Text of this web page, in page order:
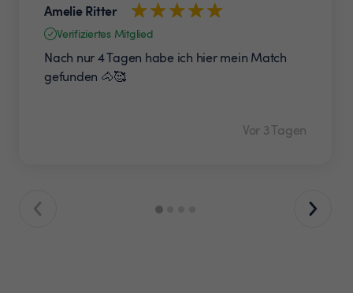
Amelie Ritter
Verifiziertes Mitglied
Nach nur 4 Tagen habe ich hier mein Match
gefunden 🐴🥰
Vor 3 Tagen